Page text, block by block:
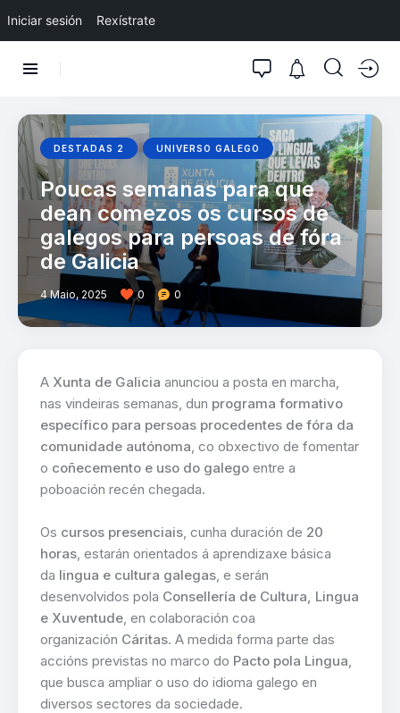
Iniciar sesión Rexístrate
DESTADAS 2 UNIVERSO GALEGO
Poucas semanas para que
dean comezos os cursos de
galegos para persoas de fóra
de Galicia
4 Maio, 2025 0 0
A Xunta de Galicia anunciou a posta en marcha,
nas vindeiras semanas, dun programa formativo
específico para persoas procedentes de fóra da
comunidade autónoma , co obxectivo de fomentar
o coñecemento e uso do galego entre a
poboación recén chegada.
Os cursos presenciais , cunha duración de 20
horas , estarán orientados á aprendizaxe básica
da lingua e cultura galegas , e serán
desenvolvidos pola Consellería de Cultura, Lingua
e Xuventude , en colaboración coa
organización Cáritas. A medida forma parte das
accións previstas no marco do Pacto pola Lingua
que busca ampliar o uso do idioma galego en
diversos sectores da sociedade.